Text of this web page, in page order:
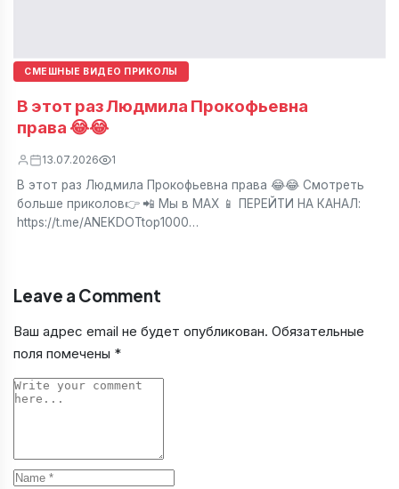
СМЕШНЫЕ ВИДЕО ПРИКОЛЫ
В этот раз Людмила Прокофьевна
права 😂😂
13.07.2026 1
В этот раз Людмила Прокофьевна права 😂😂 Смотреть
больше приколов👉 📲 Мы в МАХ 📱 ПЕРЕЙТИ НА КАНАЛ:
https://t.me/ANEKDOTtop1000…
Leave a Comment
Ваш адрес email не будет опубликован. Обязательные
поля помечены *
Comment
Name